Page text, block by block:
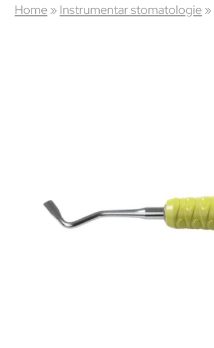
Home» Instrumentar stomatologie»